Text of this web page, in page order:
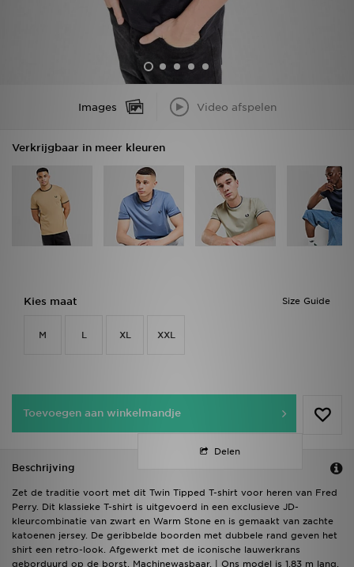
Images Video afspelen
Verkrijgbaar in meer kleuren
Size Guide
Kies maat
M L XL XXL
Toevoegen aan winkelmandje
Delen
Beschrijving
Zet de traditie voort met dit Twin Tipped T-shirt voor heren van Fred
Perry. Dit klassieke T-shirt is uitgevoerd in een exclusieve JD-
kleurcombinatie van zwart en Warm Stone en is gemaakt van zachte
katoenen jersey. De geribbelde boorden met dubbele rand geven het
shirt een retro-look. Afgewerkt met de iconische lauwerkrans
geborduurd op de borst. Machinewasbaar. | Ons model is 1,83 m lang,